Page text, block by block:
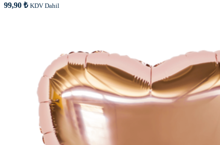
99,90 ₺ KDV Dahil